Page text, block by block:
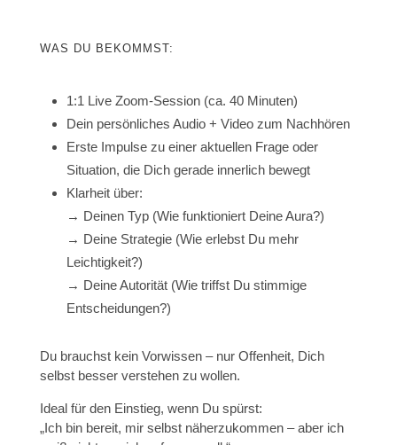
WAS DU BEKOMMST:
1:1 Live Zoom-Session (ca. 40 Minuten)
Dein persönliches Audio + Video zum Nachhören
Erste Impulse zu einer aktuellen Frage oder
Situation, die Dich gerade innerlich bewegt
Klarheit über:
→ Deinen Typ (Wie funktioniert Deine Aura?)
→ Deine Strategie (Wie erlebst Du mehr
Leichtigkeit?)
→ Deine Autorität (Wie triffst Du stimmige
Entscheidungen?)
Du brauchst kein Vorwissen – nur Offenheit, Dich
selbst besser verstehen zu wollen.
Ideal für den Einstieg, wenn Du spürst:
„Ich bin bereit, mir selbst näherzukommen – aber ich